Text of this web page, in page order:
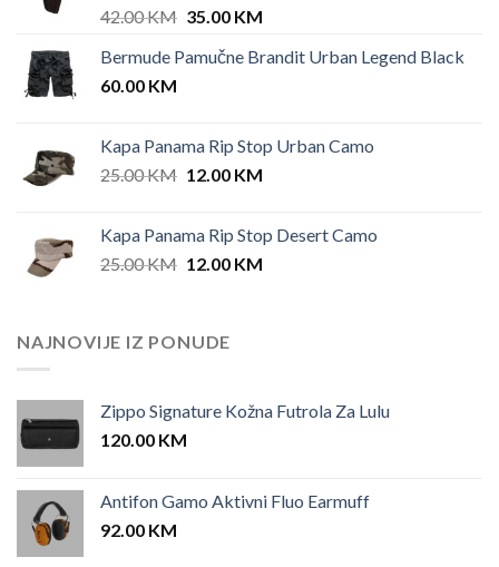
42.00KM Original
was:
35.00 KMCurrent
is:
Bermude Pamučne Brandit Urban Legend Black
60.00 KM
Kapa Panama Rip Stop Urban Camo
25.00KM Original
25.00 KM.
12.00 KMCurrent
12.00 KM.
Kapa Panama Rip Stop Desert Camo
25.00KM Original
25.00 KM.
12.00 KMCurrent
NAJNOVIJE IZ PONUDE
Zippo Signature Kožna Futrola Za Lulu
120.00 KM
Antifon Gamo Aktivni Fluo Earmuff
92.00 KM